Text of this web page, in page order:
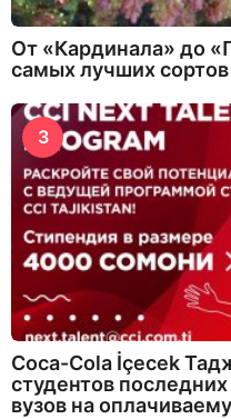
От «Кардинала» до
самых лучших
3
Coca-Cola İçecek
студентов
вузов на